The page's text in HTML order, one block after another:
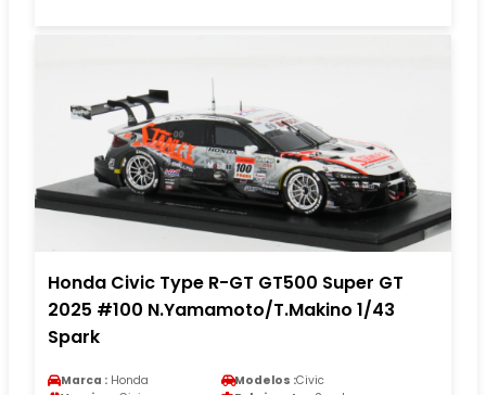
Honda Civic Type R-GT GT500 Super GT
2025 #100 N.Yamamoto/T.Makino 1/43
Spark
Marca : Honda Modelos :Civic